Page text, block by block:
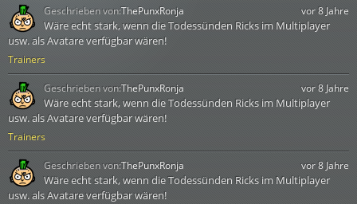
Trainers
vor 8 Jahre
Wäre echt stark, wenn die Todessünden Ricks im Multiplayer
usw. als Avatare verfügbar wären!
Geschrieben von:ThePunxRonja
Trainers
vor 8 Jahre
Wäre echt stark, wenn die Todessünden Ricks im Multiplayer
usw. als Avatare verfügbar wären!
Geschrieben von:ThePunxRonja
vor 8 Jahre
Wäre echt stark, wenn die Todessünden Ricks im Multiplayer
usw. als Avatare verfügbar wären!
Geschrieben von:ThePunxRonja